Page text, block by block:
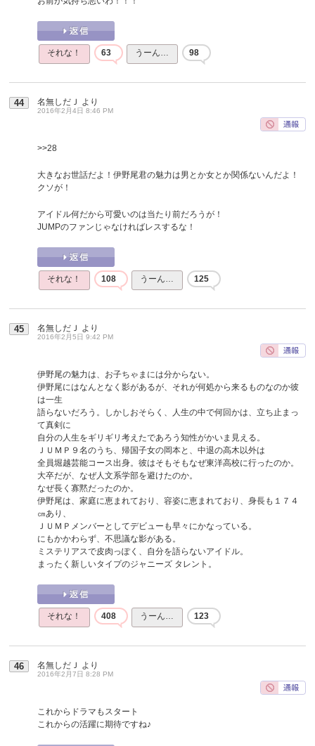
それな！ 63 うーん… 98
44 名無しだＪ より
2016年2月4日 8:46 PM
>>28
大きなお世話だよ！伊野尾君の魅力は男とか女とか関係ないんだよ！
クソが！
アイドル何だから可愛いのは当たり前だろうが！
JUMPのファンじゃなければレスするな！
それな！ 108 うーん… 125
45 名無しだＪ より
2016年2月5日 9:42 PM
伊野尾の魅力は、お子ちゃまには分からない。
伊野尾にはなんとなく影があるが、それが何処から来るものなのか彼
は一生
語らないだろう。しかしおそらく、人生の中で何回かは、立ち止まっ
て真剣に
自分の人生をギリギリ考えたであろう知性がかいま見える。
ＪＵＭＰ９名のうち、帰国子女の岡本と、中退の高木以外は
全員堀越芸能コース出身。彼はそもそもなぜ東洋高校に行ったのか。
大卒だが、なぜ人文系学部を避けたのか。
なぜ長く寡黙だったのか。
伊野尾は、家庭に恵まれており、容姿に恵まれており、身長も１７４
㎝あり、
ＪＵＭＰメンバーとしてデビューも早々にかなっている。
にもかかわらず、不思議な影がある。
ミステリアスで皮肉っぽく、自分を語らないアイドル。
まったく新しいタイプのジャニーズ タレント。
それな！ 408 うーん… 123
46 名無しだＪ より
2016年2月7日 8:28 PM
これからドラマもスタート
これからの活躍に期待ですね♪